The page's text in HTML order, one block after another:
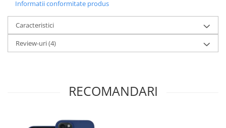
Ecrane Pentru REALME
REALME COMPATIBILE
REALME SERVICE PACK
Ecrane pentru LG
DOOGEE COMPATIBILE
Ecrane Pentru LENOVO
Informatii conformitate produs
Caracteristici
Review-uri(4)
RECOMANDARI